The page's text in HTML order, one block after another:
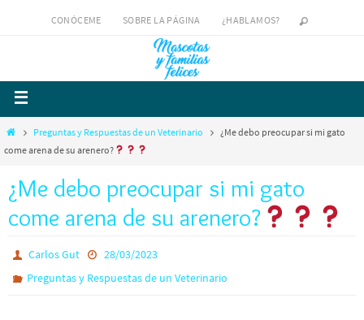
CONÓCEME SOBRE LA PÁGINA ¿HABLAMOS?
Preguntas y Respuestas de un Veterinario
¿Me debo preocupar si mi gato
come arena de su arenero?
¿Me debo preocupar si mi gato
come arena de su arenero?
Carlos Gut
28/03/2023
Preguntas y Respuestas de un Veterinario